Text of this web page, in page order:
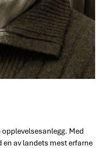
Med
en av landets mest erfarne